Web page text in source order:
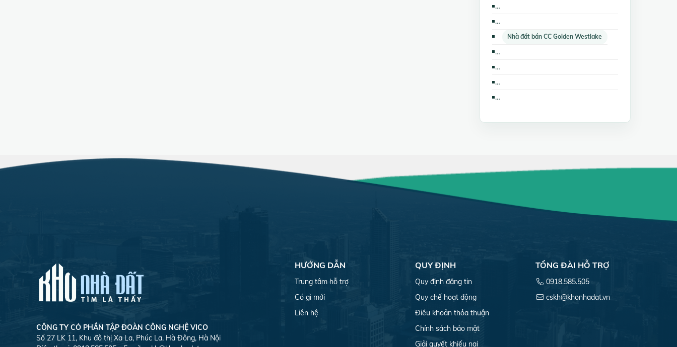
Nhà đất bán CC Golden Westlake
CÔNG TY CỎ PHẦN TẬP ĐOÀN CÔNG NGHỆ VICO
Số 27 LK 11, Khu đô thị Xa La, Phúc La, Hà Đông, Hà Nội
HƯỚNG DẪN
Trung tâm hỗ trợ
Có gì mới
Liên hệ
QUY ĐỊNH
Quy định đăng tin
Quy chế hoạt động
Điều khoản thỏa thuận
Chính sách bảo mật
Giải quyết khiếu nại
TỔNG ĐÀI HỖ TRỢ
0918.585.505
cskh@khonhadat.vn